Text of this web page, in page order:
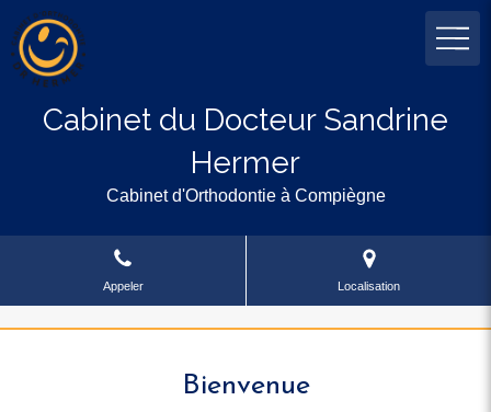
Cabinet du Docteur Sandrine
Hermer
Cabinet d'Orthodontie à Compiègne
Appeler Localisation
Bienvenue